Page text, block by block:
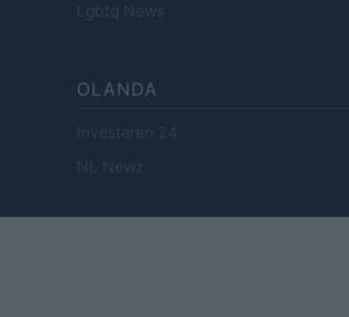
Lgbtq News
OLANDA
Investeren 24
NL Newz